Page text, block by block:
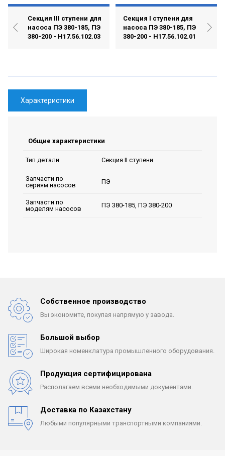
Секция III ступени для
насоса ПЭ 380-185, ПЭ
380-200 - Н17.56.102.03
Секция I ступени для
насоса ПЭ 380-185, ПЭ
380-200 - Н17.56.102.01
Характеристики
Общие характеристики
Тип детали Секция II ступени
Запчасти по
сериям насосов
ПЭ
Запчасти по
моделям насосов
ПЭ 380-185, ПЭ 380-200
Собственное производство
Вы экономите, покупая напрямую у завода.
Большой выбор
Широкая номенклатура промышленного оборудования.
Продукция сертифицирована
Располагаем всеми необходимыми документами.
Доставка по Казахстану
Любыми популярными транспортными компаниями.